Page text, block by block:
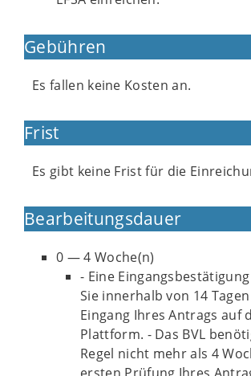
Gebühren
Es fallen keine Kosten an.
Frist
Es gibt keine Frist für die
Bearbeitungsdauer
0 — 4 Woche(n)
- Eine
Sie innerhalb von 14
Eingang Ihres Antrags auf
Plattform. - Das BVL
Regel nicht mehr als 4